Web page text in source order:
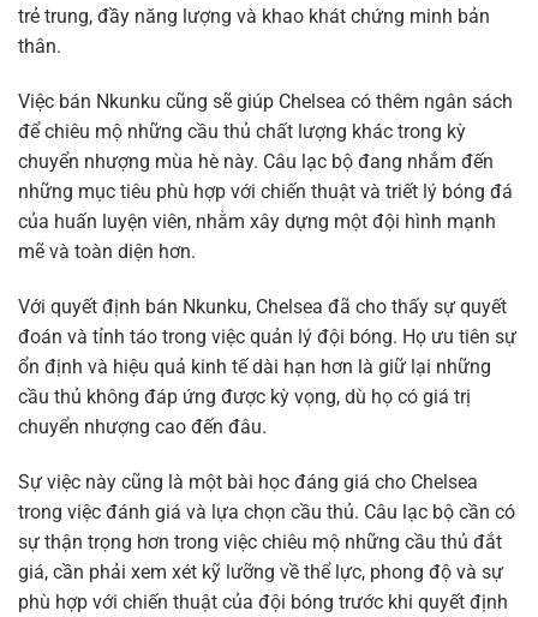
trẻ trung, đầy năng lượng và khao khát chứng minh bản
thân.
Việc bán Nkunku cũng sẽ giúp Chelsea có thêm ngân sách
để chiêu mộ những cầu thủ chất lượng khác trong kỳ
chuyển nhượng mùa hè này. Câu lạc bộ đang nhắm đến
những mục tiêu phù hợp với chiến thuật và triết lý bóng đá
của huấn luyện viên, nhằm xây dựng một đội hình mạnh
mẽ và toàn diện hơn.
Với quyết định bán Nkunku, Chelsea đã cho thấy sự quyết
đoán và tỉnh táo trong việc quản lý đội bóng. Họ ưu tiên sự
ổn định và hiệu quả kinh tế dài hạn hơn là giữ lại những
cầu thủ không đáp ứng được kỳ vọng, dù họ có giá trị
chuyển nhượng cao đến đâu.
Sự việc này cũng là một bài học đáng giá cho Chelsea
trong việc đánh giá và lựa chọn cầu thủ. Câu lạc bộ cần có
sự thận trọng hơn trong việc chiêu mộ những cầu thủ đắt
giá, cần phải xem xét kỹ lưỡng về thể lực, phong độ và sự
phù hợp với chiến thuật của đội bóng trước khi quyết định